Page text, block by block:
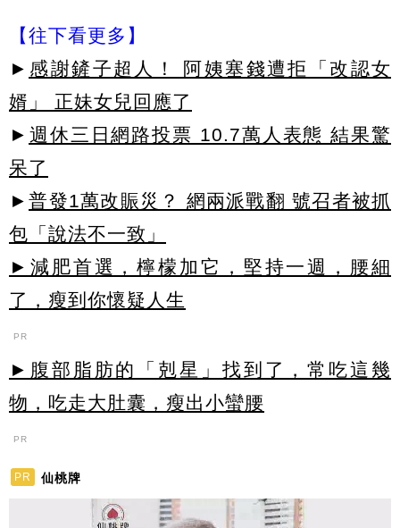
【往下看更多】
► 感謝鏟子超人！ 阿姨塞錢遭拒「改認女
婿」 正妹女兒回應了
► 週休三日網路投票 10.7萬人表態 結果驚
呆了
► 普發1萬改賑災？ 網兩派戰翻 號召者被抓
包「說法不一致」
►減肥首選，檸檬加它，堅持一週，腰細
了，瘦到你懷疑人生
PR
►腹部脂肪的「剋星」找到了，常吃這幾
物，吃走大肚囊，瘦出小蠻腰
PR
PR 仙桃牌